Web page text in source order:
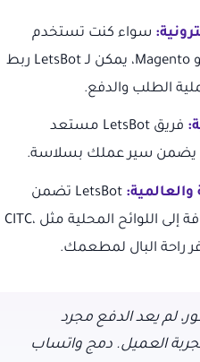
سواء كنت تستخدم
Salla، Zid، WooCommerce، أو Magento، يمكن لـ LetsBot ربط
الطلب والدفع.
فريق LetsBot مستعد
يضمن سير عملك بسلاسة.
والعالمية:
LetsBot تضمن
الامتثال لمعايير GDPR بالإضافة إلى اللوائح المحلية مثل CITC،
لم يعد الدفع مجرد
العميل. دمج واتساب